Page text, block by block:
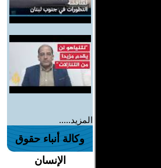
المزيد.....
وكالة أنباء حقوق
الإنسان